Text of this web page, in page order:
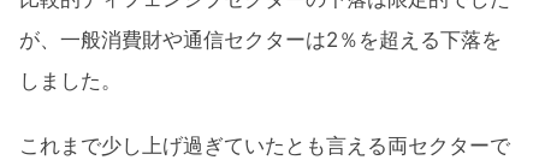
が、一般消費財や通信セクターは2％を超える下落を
しました。
これまで少し上げ過ぎていたとも言える両セクターで